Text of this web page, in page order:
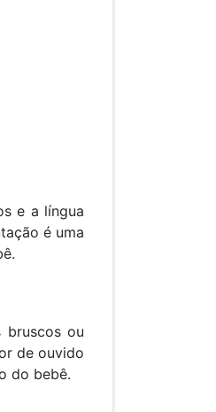
e a língua
é uma
bruscos ou
de ouvido
do bebê.